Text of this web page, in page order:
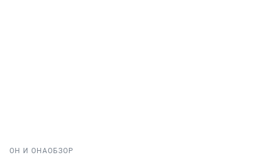
ОН И ОНАОБЗОР